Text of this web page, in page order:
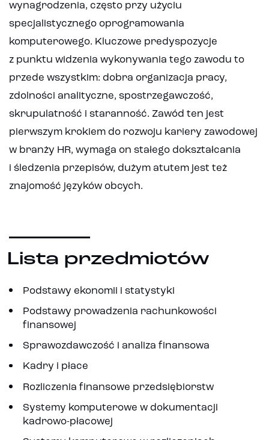
wynagrodzenia, często przy użyciu
specjalistycznego oprogramowania
komputerowego. Kluczowe predyspozycje
z punktu widzenia wykonywania tego zawodu to
przede wszystkim: dobra organizacja pracy,
zdolności analityczne, spostrzegawczość,
skrupulatność i staranność. Zawód ten jest
pierwszym krokiem do rozwoju kariery zawodowej
w branży HR, wymaga on stałego dokształcania
i śledzenia przepisów, dużym atutem jest też
znajomość języków obcych.
Lista przedmiotów
Podstawy ekonomii i statystyki
Podstawy prowadzenia rachunkowości
finansowej
Sprawozdawczość i analiza finansowa
Kadry i płace
Rozliczenia finansowe przedsiębiorstw
Systemy komputerowe w dokumentacji
kadrowo-płacowej